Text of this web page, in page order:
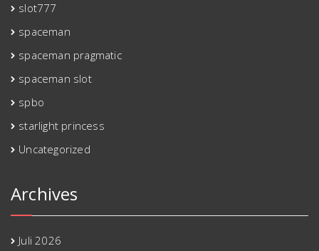
slot777
spaceman
spaceman pragmatic
spaceman slot
spbo
starlight princess
Uncategorized
Archives
Juli 2026